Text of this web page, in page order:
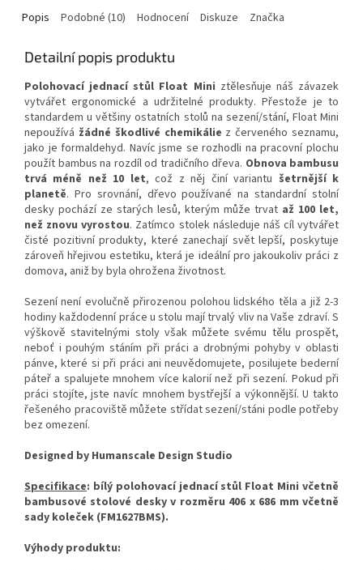
Popis Podobné (10) Hodnocení Diskuze Značka
Detailní popis produktu
Polohovací jednací stůl Float Mini ztělesňuje náš závazek
vytvářet ergonomické a udržitelné produkty. Přestože je to
standardem u většiny ostatních stolů na sezení/stání, Float Mini
nepoužívá žádné škodlivé chemikálie z červeného seznamu,
jako je formaldehyd. Navíc jsme se rozhodli na pracovní plochu
použít bambus na rozdíl od tradičního dřeva. Obnova bambusu
trvá méně než 10 let, což z něj činí variantu šetrnější k
planetě. Pro srovnání, dřevo používané na standardní stolní
desky pochází ze starých lesů, kterým může trvat až 100 let,
než znovu vyrostou. Zatímco stolek následuje náš cíl vytvářet
čisté pozitivní produkty, které zanechají svět lepší, poskytuje
zároveň hřejivou estetiku, která je ideální pro jakoukoliv práci z
domova, aniž by byla ohrožena životnost.
Sezení není evolučně přirozenou polohou lidského těla a již 2-3
hodiny každodenní práce u stolu mají trvalý vliv na Vaše zdraví. S
výškově stavitelnými stoly však můžete svému tělu prospět,
neboť i pouhým stáním při práci a drobnými pohyby v oblasti
pánve, které si při práci ani neuvědomujete, posilujete bederní
páteř a spalujete mnohem více kalorií než při sezení. Pokud při
práci stojíte, jste navíc mnohem bystřejší a výkonnější. U takto
řešeného pracoviště můžete střídat sezení/stáni podle potřeby
bez omezení.
Designed by Humanscale Design Studio
Specifikace: bílý polohovací jednací stůl Float Mini včetně
bambusové stolové desky v rozměru 406 x 686 mm včetně
sady koleček (FM1627BMS).
Výhody produktu: